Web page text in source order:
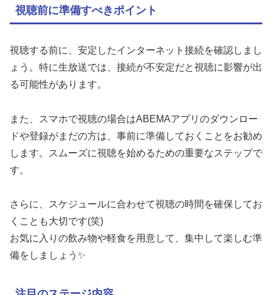
視聴前に準備すべきポイント
視聴する前に、安定したインターネット接続を確認しまし
ょう。特に生放送では、接続が不安定だと視聴に影響が出
る可能性があります。
また、スマホで視聴の場合はABEMAアプリのダウンロー
ドや登録がまだの方は、事前に準備しておくことをお勧め
します。スムーズに視聴を始めるための重要なステップで
す。
さらに、スケジュールに合わせて視聴の時間を確保してお
くことも大切です(笑)
お気に入りの飲み物や軽食を用意して、集中して楽しむ準
備をしましょう✨